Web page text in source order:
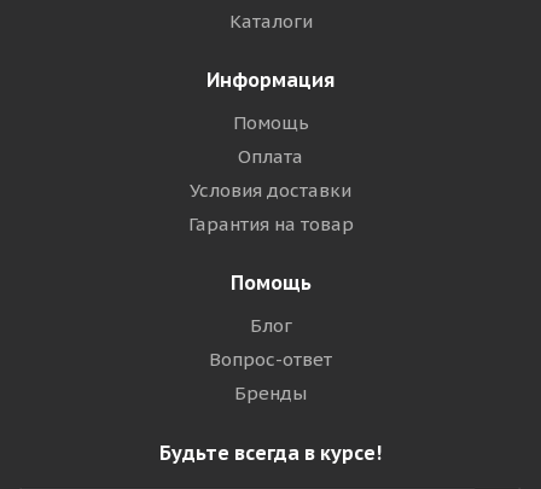
Каталоги
Информация
Помощь
Оплата
Условия доставки
Гарантия на товар
Помощь
Блог
Вопрос-ответ
Бренды
Будьте всегда в курсе!